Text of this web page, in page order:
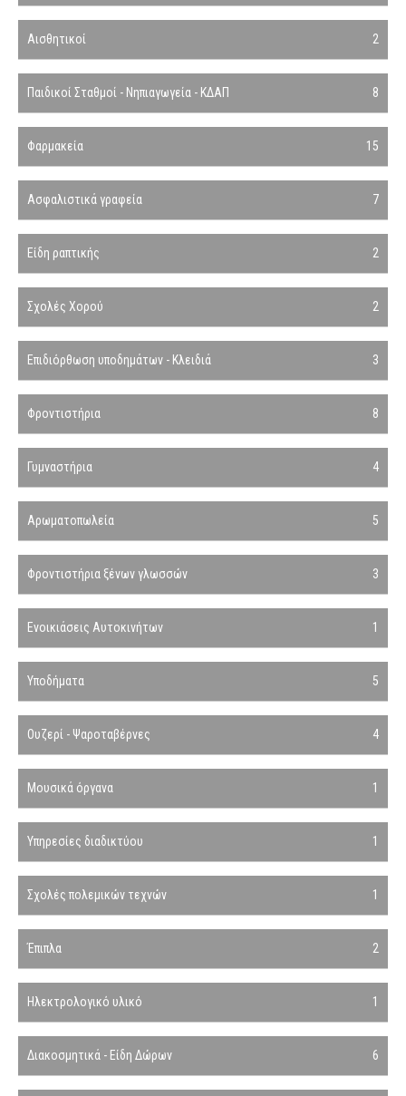
Αισθητικοί 2
Παιδικοί Σταθμοί - Νηπιαγωγεία - ΚΔΑΠ 8
Φαρμακεία 15
Ασφαλιστικά γραφεία 7
Είδη ραπτικής 2
Σχολές Χορού 2
Επιδιόρθωση υποδημάτων - Κλειδιά 3
Φροντιστήρια 8
Γυμναστήρια 4
Αρωματοπωλεία 5
Φροντιστήρια ξένων γλωσσών 3
Ενοικιάσεις Αυτοκινήτων 1
Υποδήματα 5
Ουζερί - Ψαροταβέρνες 4
Μουσικά όργανα 1
Υπηρεσίες διαδικτύου 1
Σχολές πολεμικών τεχνών 1
Έπιπλα 2
Ηλεκτρολογικό υλικό 1
Διακοσμητικά - Είδη Δώρων 6